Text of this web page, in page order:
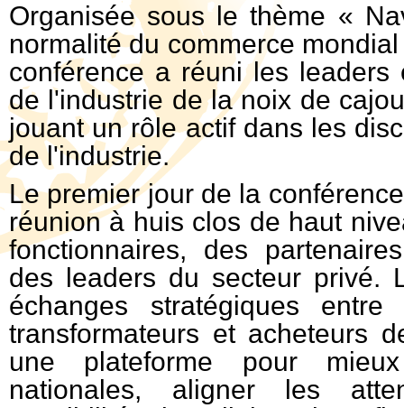
Organisée sous le thème «
normalité du commerce
conférence a réuni les leaders
de l'industrie de la noix de
jouant un rôle actif dans les
de l'industrie.
Le premier jour de la
réunion à huis clos de haut
fonctionnaires, des
des leaders du secteur privé.
échanges stratégiques
transformateurs et acheteurs
une plateforme pour
nationales, aligner les